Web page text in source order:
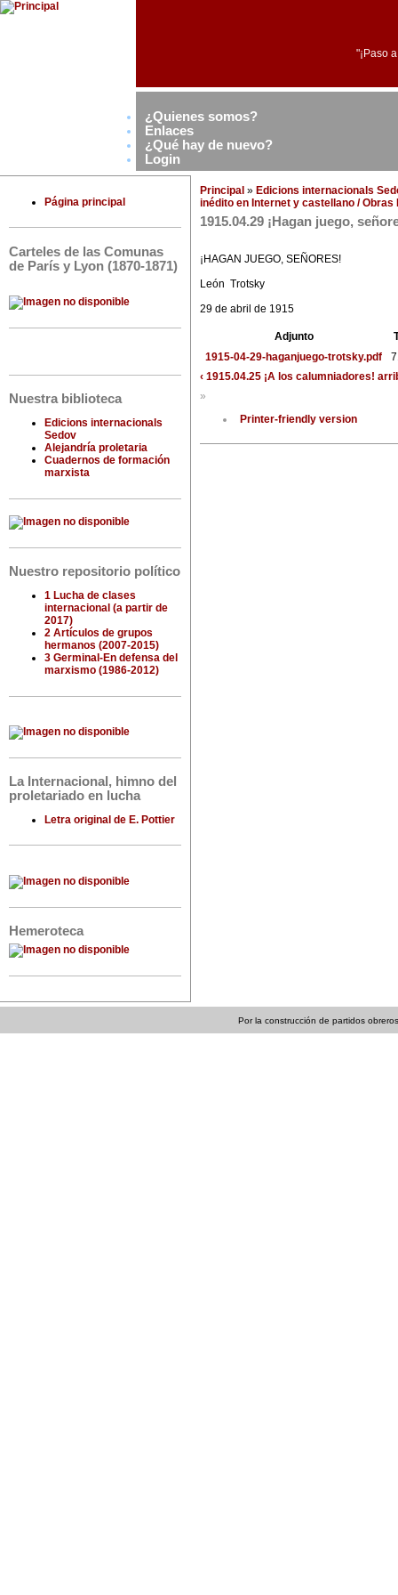
"¡Paso
¿Quienes somos?
Enlaces
¿Qué hay de nuevo?
Login
Página principal
Carteles de las Comunas
de París y Lyon (1870-1871)
Nuestra biblioteca
Edicions internacionals
Sedov
Alejandría proletaria
Cuadernos de formación
marxista
Nuestro repositorio político
1 Lucha de clases
internacional (a partir de
2017)
2 Artículos de grupos
hermanos (2007-2015)
3 Germinal-En defensa del
marxismo (1986-2012)
La Internacional, himno del
proletariado en lucha
Letra original de E. Pottier
Hemeroteca
Principal » Edicions internacionals
inédito en Internet y castellano / Obras
1915.04.29 ¡Hagan juego,
¡HAGAN JUEGO, SEÑORES!
León Trotsky
29 de abril de 1915
Adjunto
1915-04-29-haganjuego-trotsky.pdf
‹ 1915.04.25 ¡A los calumniadores!
»
Printer-friendly version
Por la construcción de partidos